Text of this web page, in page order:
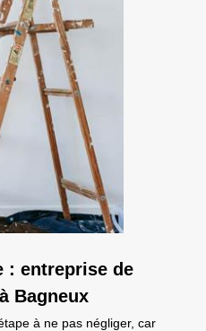
: entreprise de
Bagneux
à ne pas négliger, car